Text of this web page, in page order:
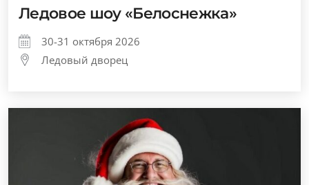
Ледовое шоу «Белоснежка»
30-31 октября 2026
Ледовый дворец